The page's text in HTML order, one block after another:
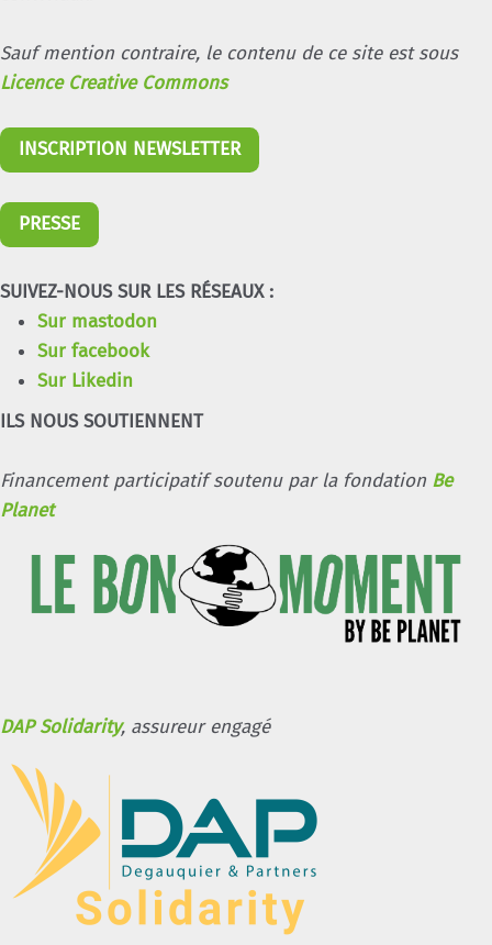
Sauf mention contraire, le contenu de ce site est sous
Licence Creative Commons
INSCRIPTION NEWSLETTER
PRESSE
SUIVEZ-NOUS SUR LES RÉSEAUX :
Sur mastodon
Sur facebook
Sur Likedin
ILS NOUS SOUTIENNENT
Financement participatif soutenu par la fondation Be
Planet
DAP Solidarity, assureur engagé